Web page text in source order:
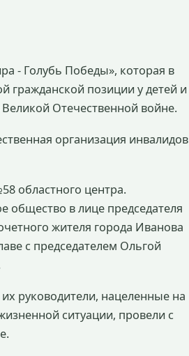
- Голубь Победы», которая в
гражданской позиции у детей и
Отечественной войне.
организация инвалидов
областного центра.
общество в лице председателя
жителя города Иванова
с председателем Ольгой
руководители, нацеленные на
ситуации, провели с